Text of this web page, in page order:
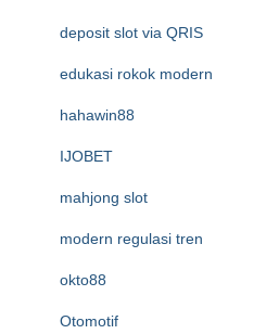
deposit slot via QRIS
edukasi rokok modern
hahawin88
IJOBET
mahjong slot
modern regulasi tren
okto88
Otomotif